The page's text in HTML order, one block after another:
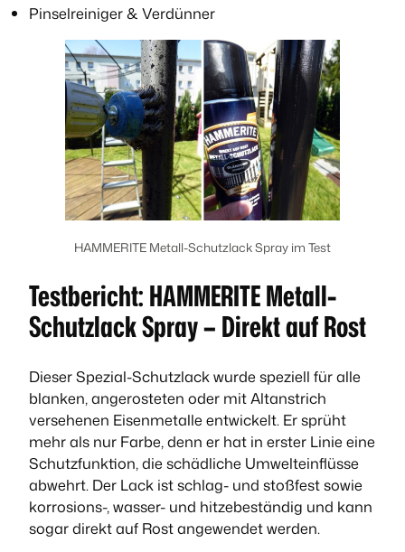
Pinselreiniger & Verdünner
HAMMERITE Metall-Schutzlack Spray im Test
Testbericht: HAMMERITE Metall-
Schutzlack Spray – Direkt auf Rost
Dieser Spezial-Schutzlack wurde speziell für alle
blanken, angerosteten oder mit Altanstrich
versehenen Eisenmetalle entwickelt. Er sprüht
mehr als nur Farbe, denn er hat in erster Linie eine
Schutzfunktion, die schädliche Umwelteinflüsse
abwehrt. Der Lack ist schlag- und stoßfest sowie
korrosions-, wasser- und hitzebeständig und kann
sogar direkt auf Rost angewendet werden.